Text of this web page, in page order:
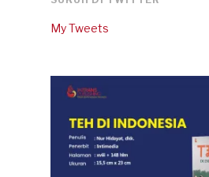
My Tweets